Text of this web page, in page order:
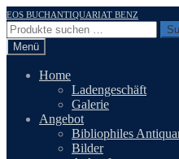
Zur
Navigation
springen
Zum
Inhalt
springen
EOS BUCHANTIQUARIAT BENZ
Suchen
nach:
Menü
Home
Ladengeschäft
Galerie
Angebot
Bibliophiles
Bilder